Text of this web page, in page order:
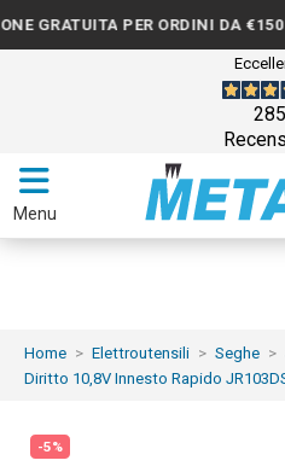
PER ORDINI DA €150 •
285
Menu
Home Elettroutensili Seghe
Diritto 10,8V Innesto Rapido
-5%